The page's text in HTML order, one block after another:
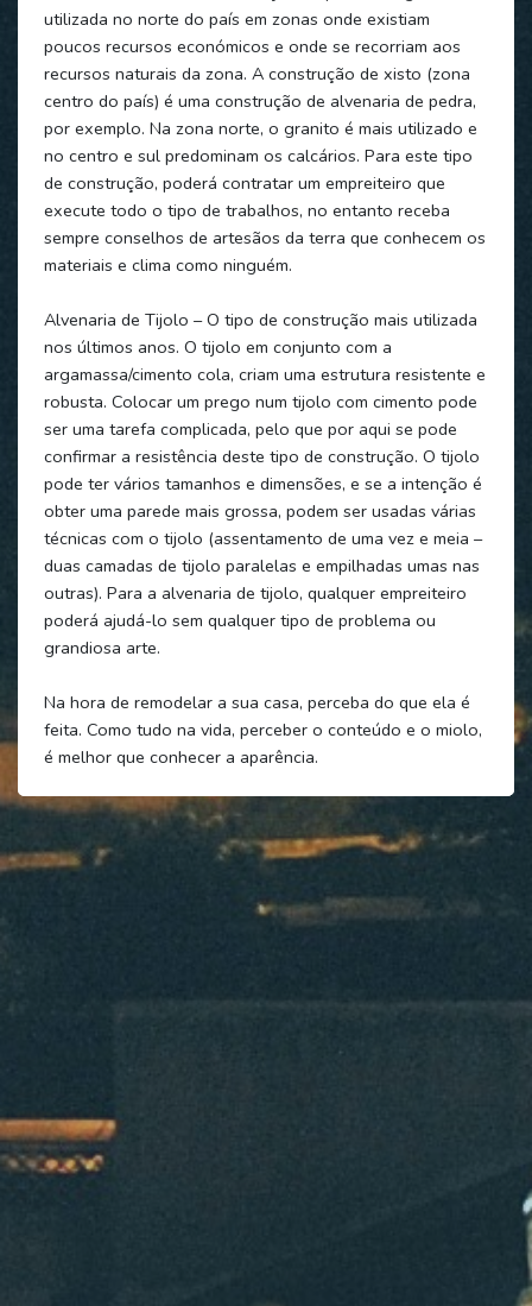
utilizada no norte do país em zonas onde existiam
poucos recursos económicos e onde se recorriam aos
recursos naturais da zona. A construção de xisto (zona
centro do país) é uma construção de alvenaria de pedra,
por exemplo. Na zona norte, o granito é mais utilizado e
no centro e sul predominam os calcários. Para este tipo
de construção, poderá contratar um empreiteiro que
execute todo o tipo de trabalhos, no entanto receba
sempre conselhos de artesãos da terra que conhecem os
materiais e clima como ninguém.
Alvenaria de Tijolo – O tipo de construção mais utilizada
nos últimos anos. O tijolo em conjunto com a
argamassa/cimento cola, criam uma estrutura resistente e
robusta. Colocar um prego num tijolo com cimento pode
ser uma tarefa complicada, pelo que por aqui se pode
confirmar a resistência deste tipo de construção. O tijolo
pode ter vários tamanhos e dimensões, e se a intenção é
obter uma parede mais grossa, podem ser usadas várias
técnicas com o tijolo (assentamento de uma vez e meia –
duas camadas de tijolo paralelas e empilhadas umas nas
outras). Para a alvenaria de tijolo, qualquer empreiteiro
poderá ajudá-lo sem qualquer tipo de problema ou
grandiosa arte.
Na hora de remodelar a sua casa, perceba do que ela é
feita. Como tudo na vida, perceber o conteúdo e o miolo,
é melhor que conhecer a aparência.